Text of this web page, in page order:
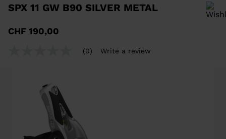
SPX 11 GW B90 SILVER METAL
Größe aus
CHF 190,00
(0) Write a review